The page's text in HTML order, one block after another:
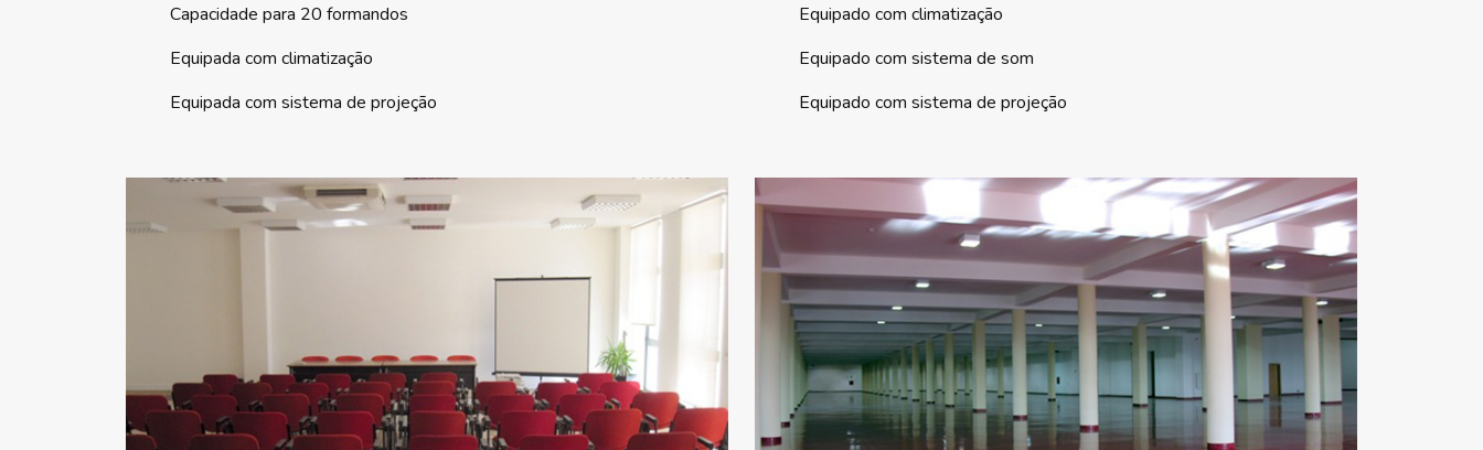
Capacidade para 20 formandos
Equipada com climatização
Equipada com sistema de projeção
Equipado com climatização
Equipado com sistema de som
Equipado com sistema de projeção